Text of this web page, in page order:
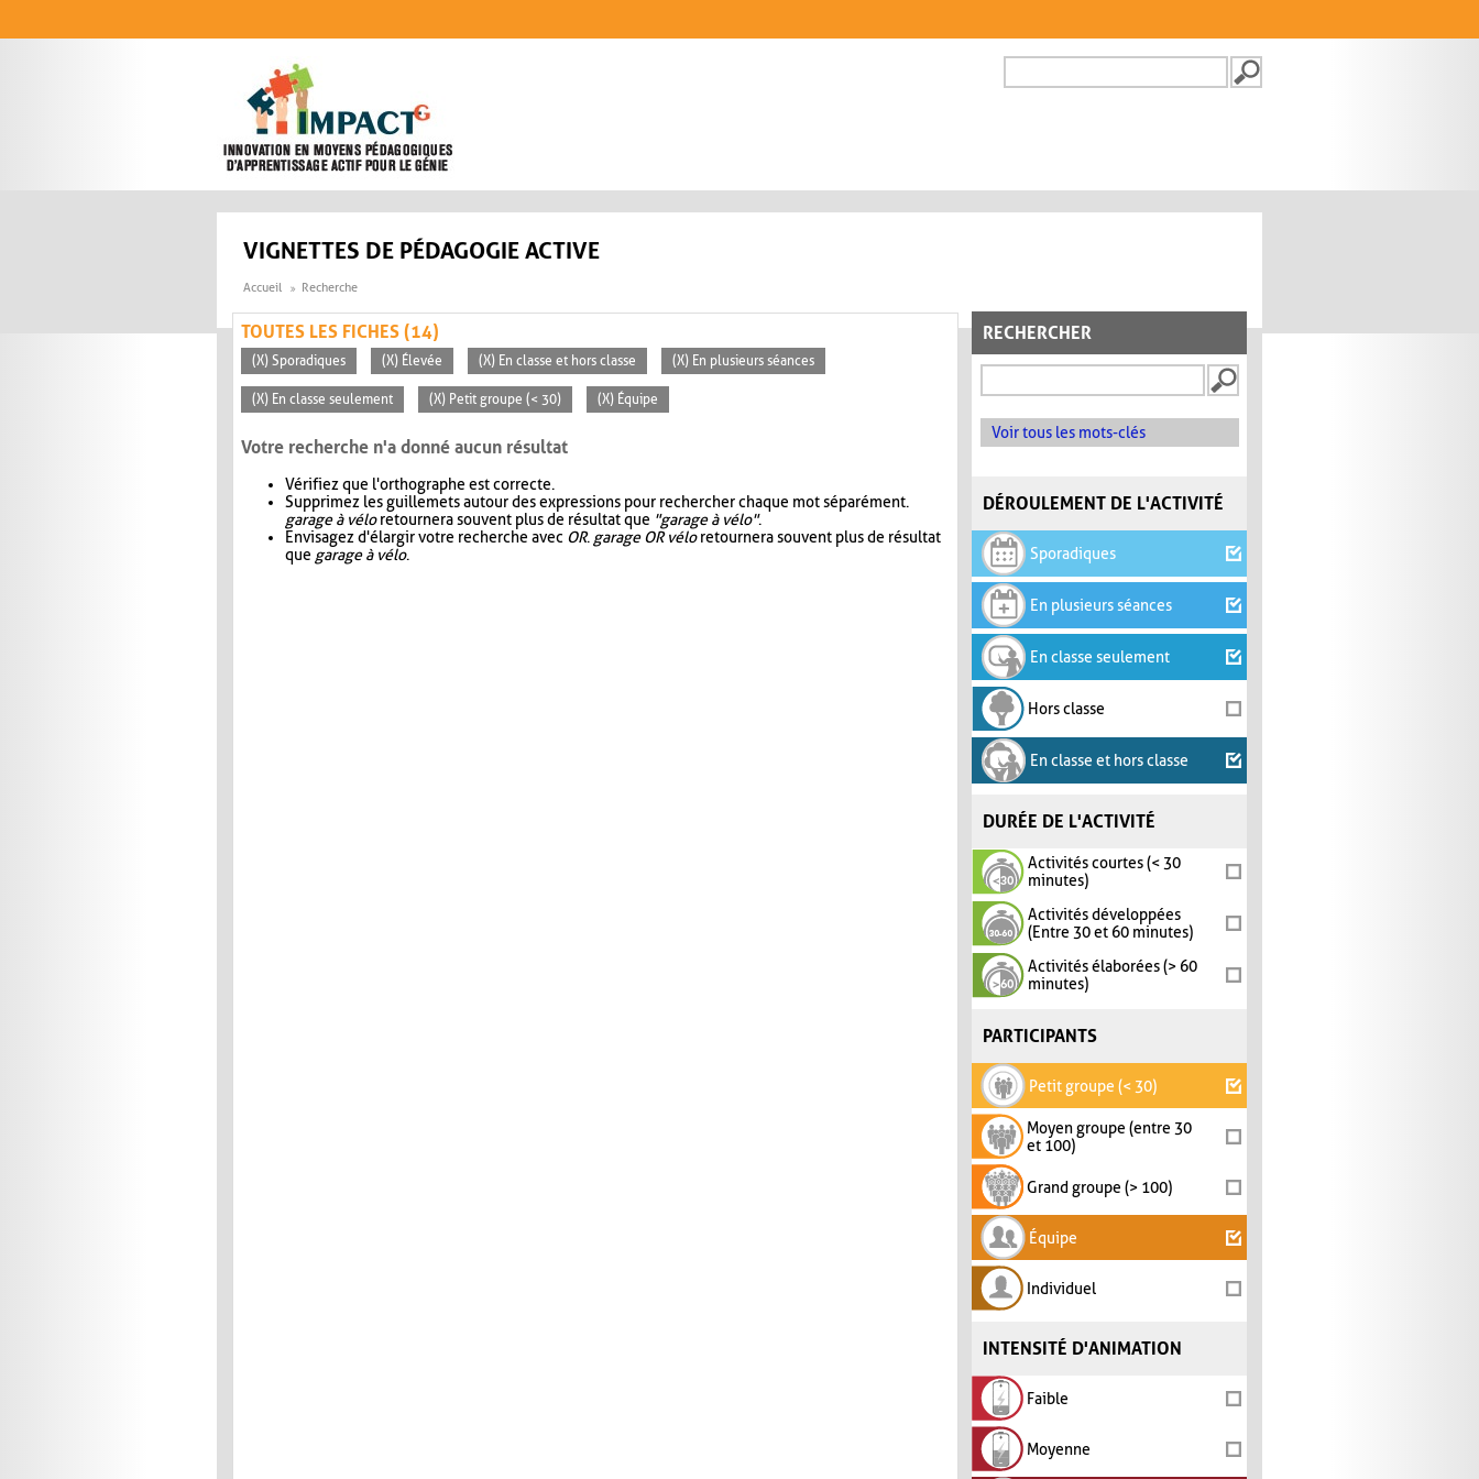
FORMULAIRE DE
VIGNETTES DE PÉDAGOGIE ACTIVE
Accueil Recherche
RECHERCHER
Voir tous les mots-clés
DÉROULEMENT DE L'ACTIVITÉ
Sporadiques
En plusieurs séances
En classe seulement
Hors classe
En classe et hors classe
DURÉE DE L'ACTIVITÉ
Activités courtes (< 30
minutes)
Activités développées
(Entre 30 et 60 minutes)
Activités élaborées (> 60
minutes)
PARTICIPANTS
Petit groupe (< 30)
Moyen groupe (entre 30
et 100)
Grand groupe (> 100)
Équipe
Individuel
INTENSITÉ D'ANIMATION
Faible
Moyenne
TOUTES LES FICHES (14)
(X) Sporadiques (X) Élevée (X) En classe et hors classe (X) En plusieurs séances
(X) En classe seulement (X) Petit groupe (< 30) (X) Équipe
Votre recherche n'a donné aucun résultat
Vérifiez que l'orthographe est correcte.
Supprimez les guillemets autour des expressions pour rechercher chaque mot séparément.
garage à véloretournera souvent plus de résultat que "garage à vélo".
Envisagez d'élargir votre recherche avec OR. garage OR véloretournera souvent plus de résultat
que garage à vélo.